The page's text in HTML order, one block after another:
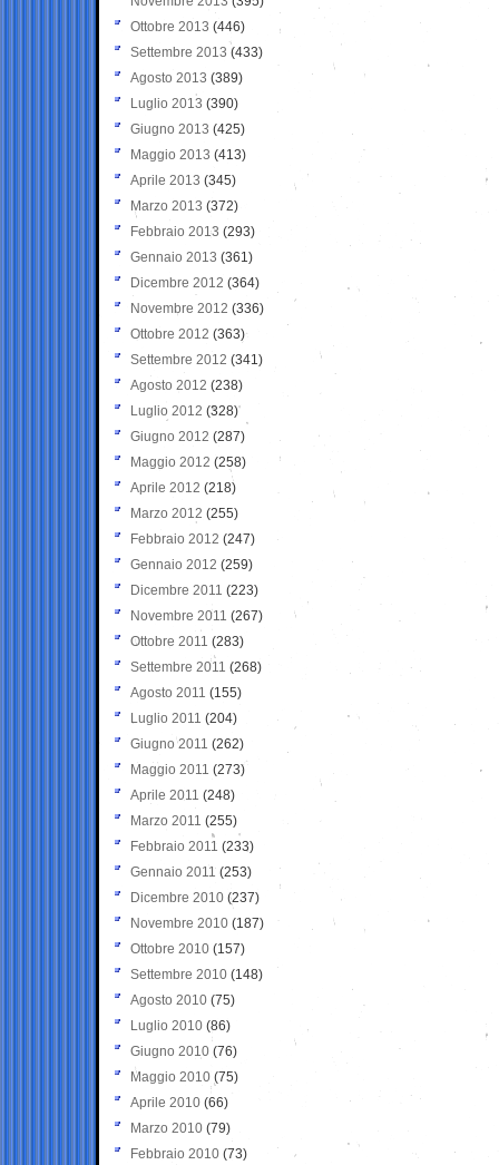
Ottobre 2013 (446)
Settembre 2013 (433)
Agosto 2013 (389)
Luglio 2013 (390)
Giugno 2013 (425)
Maggio 2013 (413)
Aprile 2013 (345)
Marzo 2013 (372)
Febbraio 2013 (293)
Gennaio 2013 (361)
Dicembre 2012 (364)
Novembre 2012 (336)
Ottobre 2012 (363)
Settembre 2012 (341)
Agosto 2012 (238)
Luglio 2012 (328)
Giugno 2012 (287)
Maggio 2012 (258)
Aprile 2012 (218)
Marzo 2012 (255)
Febbraio 2012 (247)
Gennaio 2012 (259)
Dicembre 2011 (223)
Novembre 2011 (267)
Ottobre 2011 (283)
Settembre 2011 (268)
Agosto 2011 (155)
Luglio 2011 (204)
Giugno 2011 (262)
Maggio 2011 (273)
Aprile 2011 (248)
Marzo 2011 (255)
Febbraio 2011 (233)
Gennaio 2011 (253)
Dicembre 2010 (237)
Novembre 2010 (187)
Ottobre 2010 (157)
Settembre 2010 (148)
Agosto 2010 (75)
Luglio 2010 (86)
Giugno 2010 (76)
Maggio 2010 (75)
Aprile 2010 (66)
Marzo 2010 (79)
Febbraio 2010 (73)